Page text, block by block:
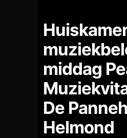
middag
De
Helmond